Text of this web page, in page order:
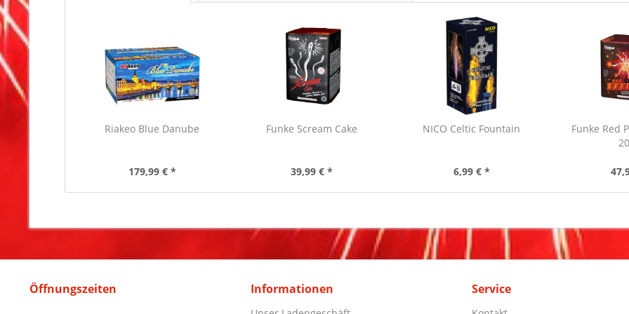
Riakeo Blue Danube
179,99 € *
Funke Scream Cake
39,99 € *
NICO Celtic Fountain
6,99 € *
Funke Red
Öffnungszeiten Informationen Service